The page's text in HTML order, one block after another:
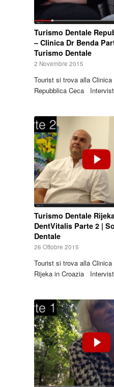
Turismo Dentale
– Clinica Dr Benda
Turismo Dentale
2 Novembre 2015
Tourist si trova alla
Repubblica Ceca
Turismo Dentale
DentVitalis Parte 2 |
Dentale
26 Ottobre 2015
Tourist si trova alla
Rijeka in Croazia